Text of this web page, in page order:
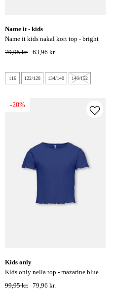
name it - kids
name it kids nakal kort top - bright
white
79,95 kr. 63,96 kr.
116 122/128 134/140 146/152
-20%
kids only
kids only nella top - mazarine blue
99,95 kr. 79,96 kr.